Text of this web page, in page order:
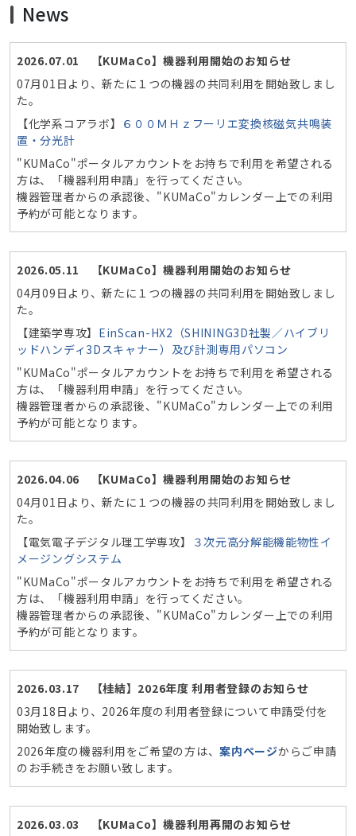
News
2026.07.01 【KUMaCo】機器利用開始のお知らせ
07月01日より、新たに１つの機器の共同利用を開始致しまし
た。
【化学系コアラボ】 ６００ＭＨｚフーリエ変換核磁気共鳴装
置・分光計
"KUMaCo"ポータルアカウントをお持ちで利用を希望される
方は、「機器利用申請」を行ってください。
機器管理者からの承認後、"KUMaCo"カレンダー上での利用
予約が可能となります。
2026.05.11 【KUMaCo】機器利用開始のお知らせ
04月09日より、新たに１つの機器の共同利用を開始致しまし
た。
【建築学専攻】 EinScan-HX2（SHINING3D社製／ハイブリ
ッドハンディ3Dスキャナー）及び計測専用パソコン
"KUMaCo"ポータルアカウントをお持ちで利用を希望される
方は、「機器利用申請」を行ってください。
機器管理者からの承認後、"KUMaCo"カレンダー上での利用
予約が可能となります。
2026.04.06 【KUMaCo】機器利用開始のお知らせ
04月01日より、新たに１つの機器の共同利用を開始致しまし
た。
【電気電子デジタル理工学専攻】
３次元高分解能機能物性イ
メージングシステム
"KUMaCo"ポータルアカウントをお持ちで利用を希望される
方は、「機器利用申請」を行ってください。
機器管理者からの承認後、"KUMaCo"カレンダー上での利用
予約が可能となります。
2026.03.17 【桂結】2026年度 利用者登録のお知らせ
03月18日より、2026年度の利用者登録について申請受付を
開始致します。
2026年度の機器利用をご希望の方は、案内ページからご申請
のお手続きをお願い致します。
2026.03.03 【KUMaCo】機器利用再開のお知らせ